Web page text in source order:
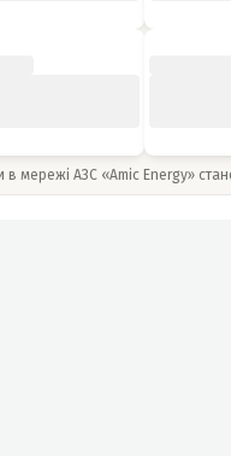
в мережі АЗС «Amic Energy»